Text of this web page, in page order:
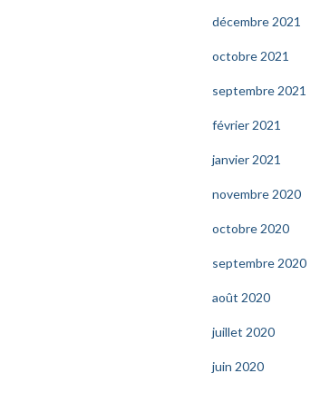
décembre 2021
octobre 2021
septembre 2021
février 2021
janvier 2021
novembre 2020
octobre 2020
septembre 2020
août 2020
juillet 2020
juin 2020